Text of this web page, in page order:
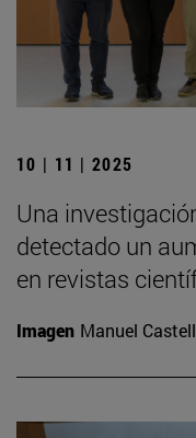
10 | 11 | 2025
Una
detectado un
en revistas
Imagen Manuel